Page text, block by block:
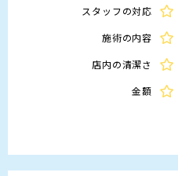
スタッフの対応
施術の内容
店内の清潔さ
金額